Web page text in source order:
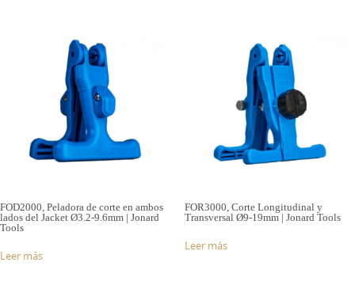
FOD2000, Peladora de corte en ambos
lados del Jacket Ø3.2-9.6mm | Jonard
Tools
Leer más
FOR3000, Corte Longitudinal y
Transversal Ø9-19mm | Jonard Tools
Leer más